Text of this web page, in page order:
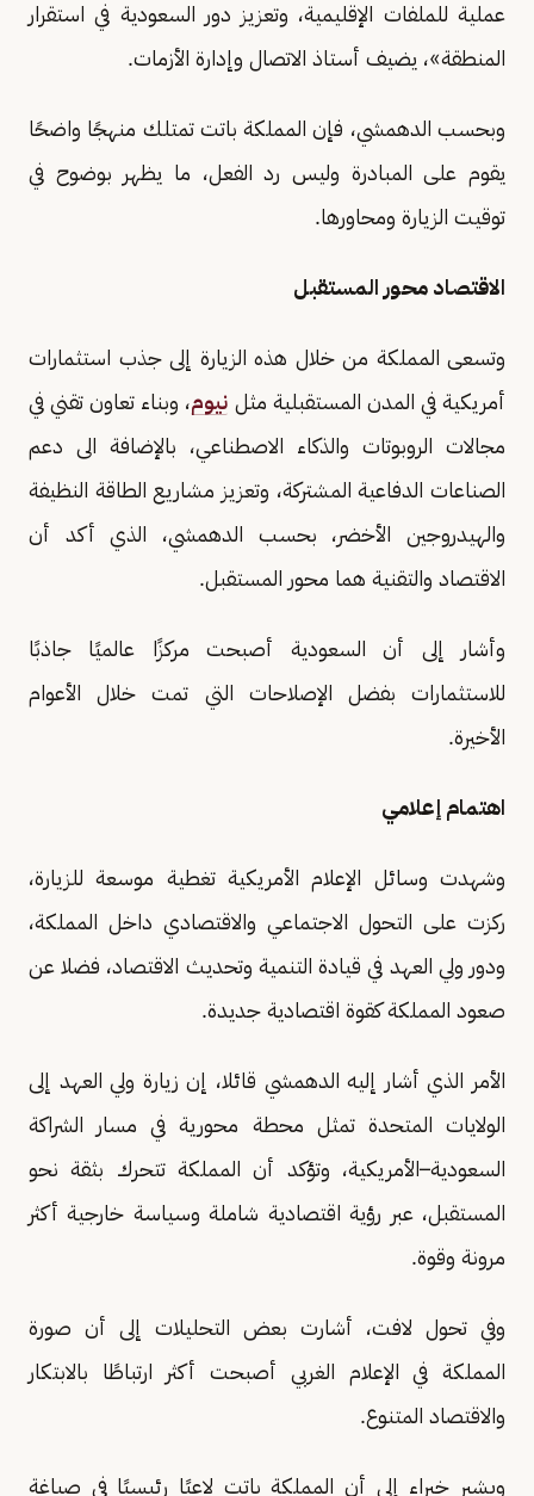
عملية للملفات الإقليمية، وتعزيز دور السعودية في استقرار
المنطقة»، يضيف أستاذ الاتصال وإدارة الأزمات.
وبحسب الدهمشي، فإن المملكة باتت تمتلك منهجًا واضحًا
يقوم على المبادرة وليس رد الفعل، ما يظهر بوضوح في
توقيت الزيارة ومحاورها.
الاقتصاد محور المستقبل
وتسعى المملكة من خلال هذه الزيارة إلى جذب استثمارات
أمريكية في المدن المستقبلية مثل نيوم، وبناء تعاون تقني في
مجالات الروبوتات والذكاء الاصطناعي، بالإضافة الى دعم
الصناعات الدفاعية المشتركة، وتعزيز مشاريع الطاقة النظيفة
والهيدروجين الأخضر، بحسب الدهمشي، الذي أكد أن
الاقتصاد والتقنية هما محور المستقبل.
وأشار إلى أن السعودية أصبحت مركزًا عالميًا جاذبًا
للاستثمارات بفضل الإصلاحات التي تمت خلال الأعوام
الأخيرة.
اهتمام إعلامي
وشهدت وسائل الإعلام الأمريكية تغطية موسعة للزيارة،
ركزت على التحول الاجتماعي والاقتصادي داخل المملكة،
ودور ولي العهد في قيادة التنمية وتحديث الاقتصاد، فضلا عن
صعود المملكة كقوة اقتصادية جديدة.
الأمر الذي أشار إليه الدهمشي قائلا، إن زيارة ولي العهد إلى
الولايات المتحدة تمثل محطة محورية في مسار الشراكة
السعودية–الأمريكية، وتؤكد أن المملكة تتحرك بثقة نحو
المستقبل، عبر رؤية اقتصادية شاملة وسياسة خارجية أكثر
مرونة وقوة.
وفي تحول لافت، أشارت بعض التحليلات إلى أن صورة
المملكة في الإعلام الغربي أصبحت أكثر ارتباطًا بالابتكار
والاقتصاد المتنوع.
ويشير خبراء إلى أن المملكة باتت لاعبًا رئيسيًا في صياغة